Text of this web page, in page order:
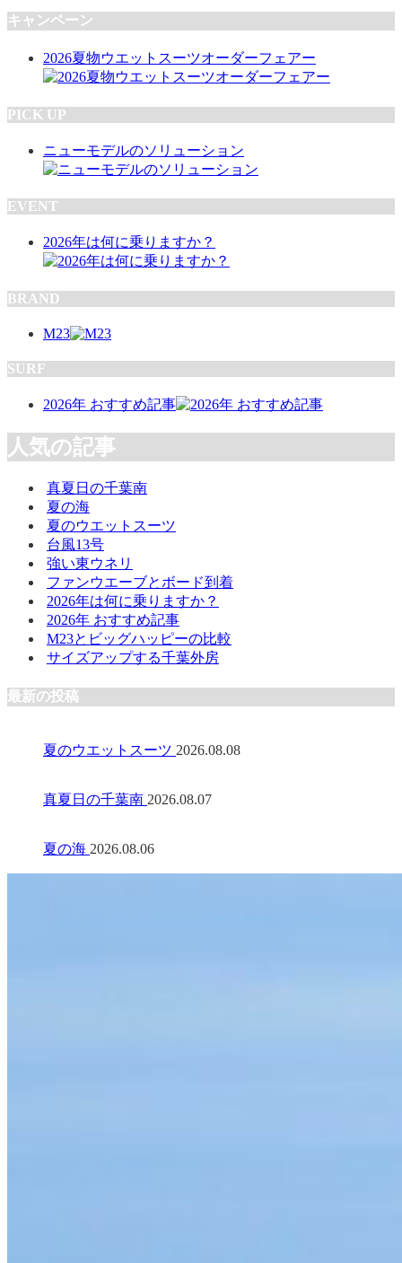
キャンペーン
2026夏物ウエットスーツオーダーフェアー
PICK UP
ニューモデルのソリューション
EVENT
2026年は何に乗りますか？
BRAND
M23
SURF
2026年 おすすめ記事
人気の記事
真夏日の千葉南
夏の海
夏のウエットスーツ
台風13号
強い東ウネリ
ファンウエーブとボード到着
2026年は何に乗りますか？
2026年 おすすめ記事
M23とビッグハッピーの比較
サイズアップする千葉外房
最新の投稿
夏のウエットスーツ 2026.08.08
真夏日の千葉南 2026.08.07
夏の海 2026.08.06